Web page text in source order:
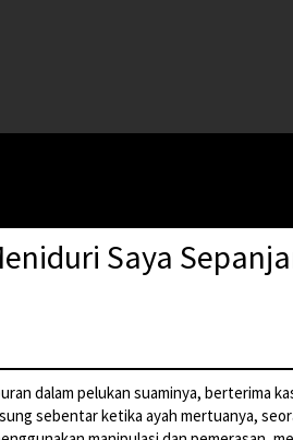
Saya
dalam pelukan suaminya, berterima
sebentar ketika ayah mertuanya,